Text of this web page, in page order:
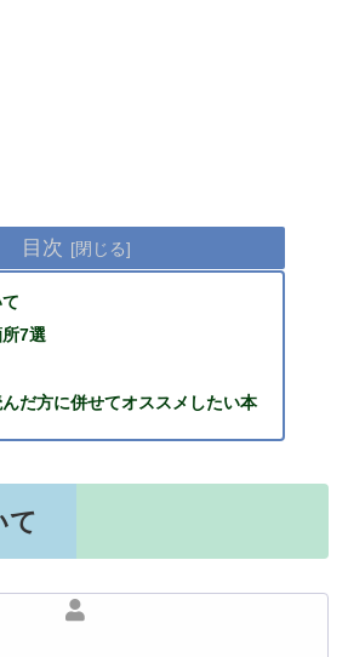
目次
7選
だ方に併せてオススメしたい本
て